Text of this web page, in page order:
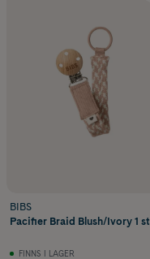
BIBS
Pacifier Braid Blush/Ivory 1 st
FINNS I LAGER